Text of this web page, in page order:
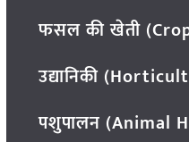
फसल की खेती
उद्यानिकी
पशुपालन (Animal